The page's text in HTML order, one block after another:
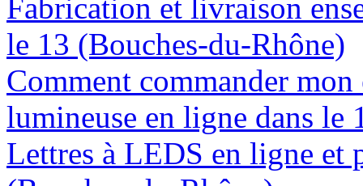
Fabrication et livraison
le 13 (Bouches-du-Rhône)
Comment commander
lumineuse en ligne dans le
Lettres à LEDS en ligne et